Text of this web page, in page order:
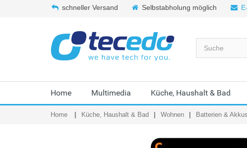
schneller Versand Selbstabholung möglich
Home Multimedia Küche, Haushalt & Bad
Home Küche, Haushalt & Bad Wohnen Batterien & Akkus